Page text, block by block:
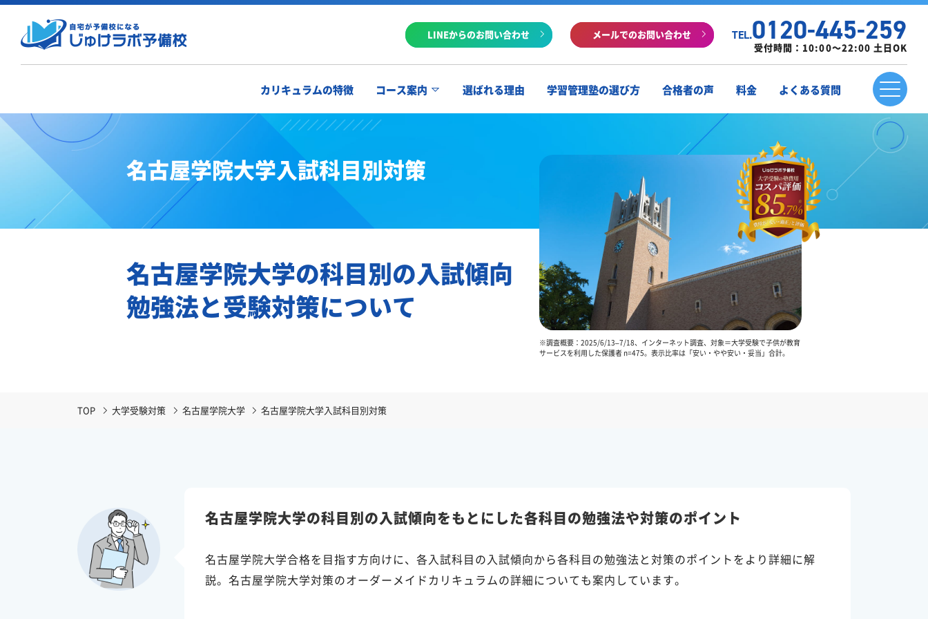
LINEからのお問い合わせ メールでのお問い合わせ TEL.0120-445-259
受付時間：10:00～22:00 土日OK
カリキュラムの特徴 コース案内 選ばれる理由 学習管理塾の選び方 合格者の声 料金 よくある質問
名古屋学院大学入試科目別対策
名古屋学院大学の科目別の入試傾向
勉強法と受験対策について
※調査概要：2025/6/13–7/18、インターネット調査、対象＝大学受験で子供が教育
サービスを利用した保護者 n=475。表示比率は「安い・やや安い・妥当」合計。
TOP 大学受験対策 名古屋学院大学 名古屋学院大学入試科目別対策
名古屋学院大学の科目別の入試傾向をもとにした各科目の勉強法や対策のポイント
名古屋学院大学合格を目指す方向けに、各入試科目の入試傾向から各科目の勉強法と対策のポイントをより詳細に解
説。名古屋学院大学対策のオーダーメイドカリキュラムの詳細についても案内しています。